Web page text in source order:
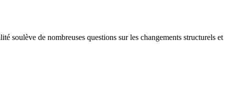
soulève de nombreuses questions sur les changements structurels et